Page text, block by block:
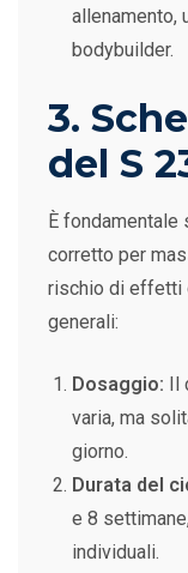
allenamento,
bodybuilder.
3.
del S
È fondamentale
corretto per
rischio di effetti
generali:
Dosaggio: Il
varia, ma
giorno.
Durata del
e 8
individuali.